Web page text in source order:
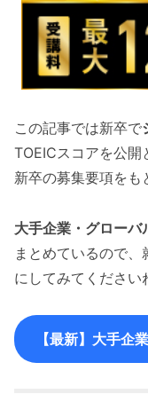
この記事では新卒で
TOEICスコアを公開
新卒の募集要項をも
大手企業・グロー
まとめているので
にしてみてください
【最新】大手企